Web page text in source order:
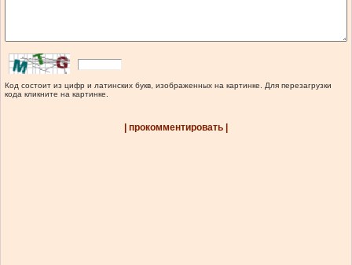
Код состоит из цифр и латинских букв, изображенных на картинке. Для перезагрузки
кода кликните на картинке.
| прокомментировать |